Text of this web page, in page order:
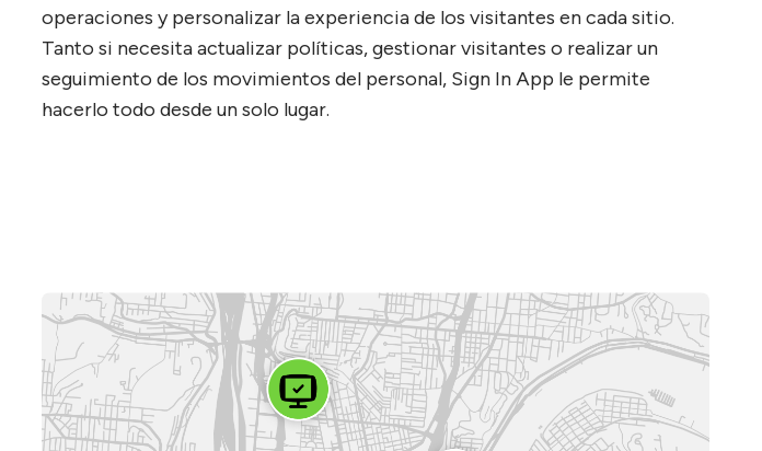
operaciones y personalizar la experiencia de los visitantes en cada sitio.
Tanto si necesita actualizar políticas, gestionar visitantes o realizar un
seguimiento de los movimientos del personal, Sign In App le permite
hacerlo todo desde un solo lugar.